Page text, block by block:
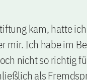
kam, hatte
mir. Ich habe im
nicht so richtig
als